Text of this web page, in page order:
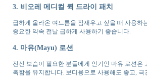
3. 비오레 메디컬 퀵 드라이 패치
급하게 올라온 여드름을 잠재우고 싶을 때 사용
중요한 약속 전날 급하게 사용하기 좋습니다.
4. 마유(Mayu) 로션
전신 보습이 필요한 분들에게 인기인 마유 로션
촉함을 유지합니다. 보디용으로 사용해도 좋고,